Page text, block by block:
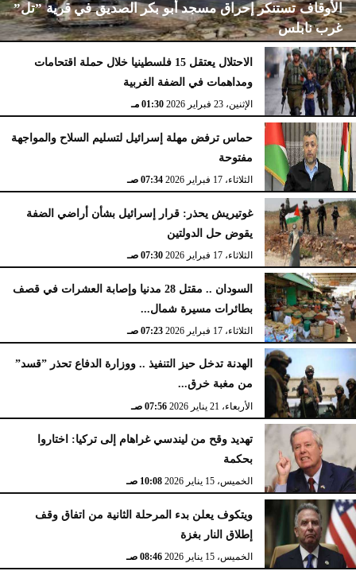
الأوقاف تستنكر إحراق مسجد أبو بكر الصديق في قرية ”تل”
غرب نابلس
الإثنين، 23 فبراير 2026 02:15 مـ
الاحتلال يعتقل 15 فلسطينيا خلال حملة اقتحامات
ومداهمات في الضفة الغربية
الإثنين، 23 فبراير 2026 01:30 مـ
حماس ترفض مهلة إسرائيل لتسليم السلاح والمواجهة
مفتوحة
الثلاثاء، 17 فبراير 2026 07:34 صـ
غوتيريش يحذر: قرار إسرائيل بشأن أراضي الضفة
يقوض حل الدولتين
الثلاثاء، 17 فبراير 2026 07:30 صـ
السودان .. مقتل 28 مدنيا وإصابة العشرات في قصف
بطائرات مسيرة شمال...
الثلاثاء، 17 فبراير 2026 07:23 صـ
الهدنة تدخل حيز التنفيذ .. ووزارة الدفاع تحذر ”قسد”
من مغبة خرق...
الأربعاء، 21 يناير 2026 07:56 صـ
تهديد وقح من ليندسي غراهام إلى تركيا: اختاروا
بحكمة
الخميس، 15 يناير 2026 10:08 صـ
ويتكوف يعلن بدء المرحلة الثانية من اتفاق وقف
إطلاق النار بغزة
الخميس، 15 يناير 2026 08:46 صـ